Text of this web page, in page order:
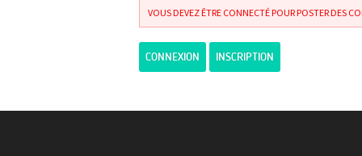
VOUS DEVEZ ÊTRE CONNECTÉ POUR POSTER DES
CONNEXION INSCRIPTION